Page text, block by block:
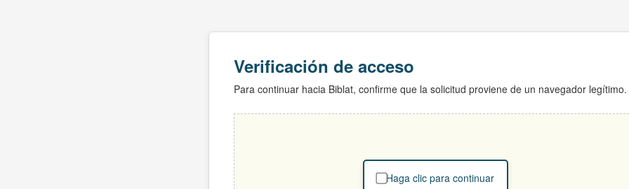
Verificación de acceso
Para continuar hacia Biblat, confirme que la solicitud proviene de un navegador legítimo.
Haga clic para continuar